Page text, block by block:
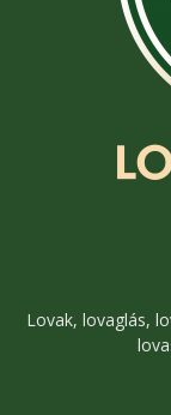
Lovak, lovaglás,